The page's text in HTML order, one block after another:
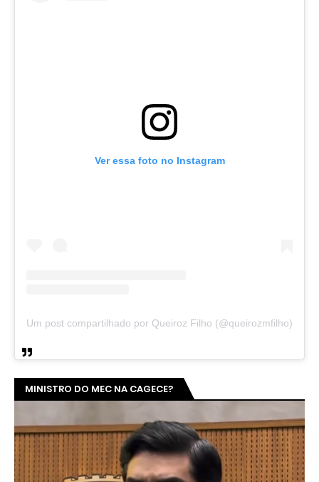
Ver essa foto no Instagram
Um post compartilhado por Queiroz Filho (@queirozmfilho)
MINISTRO DO MEC NA CAGECE?